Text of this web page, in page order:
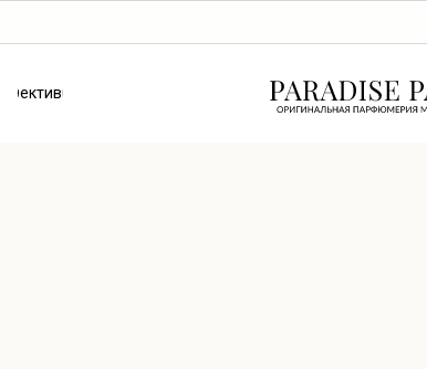
Селективная